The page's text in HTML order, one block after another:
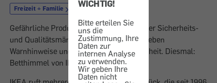
WICHTIG!
Bitte erteilen Sie
uns die
Zustimmung, Ihre
Daten zur
internen Analyse
zu verwenden.
Wir geben Ihre
Daten nicht
Freizeit + Familie Baby
Gefährliche Produkte: Wir informieren über Sicherheits-
und Qualitätsmängel, Rückrufaktionen, geben
Warnhinweise und Tipps für mehr Sicherheit. Diesmal:
Betthimmel von IKEA.